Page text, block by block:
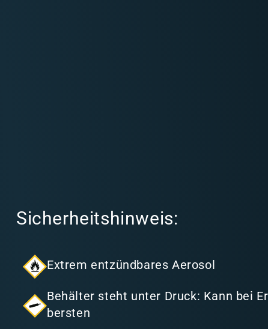
Sicherheitshinweis:
Extrem entzündbares Aerosol
Behälter steht unter Druck: Kann bei
bersten